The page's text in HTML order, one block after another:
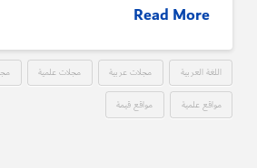
Read More
اللغة العربية مجلات عربية مجلات علمية
مواقع علمية مواقع قيمة